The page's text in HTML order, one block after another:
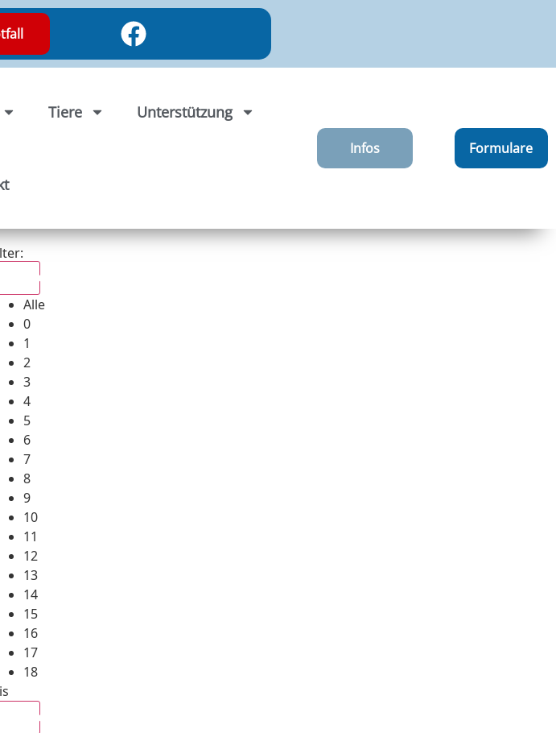
Tiere Unterstützung
Infos Formulare
Alle
0
1
2
3
4
5
6
7
8
9
10
11
12
13
14
15
16
17
18